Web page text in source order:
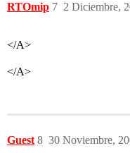
RTOmip 2 Diciembre,
7
</A>
</A>
Guest 30 Noviembre,
8